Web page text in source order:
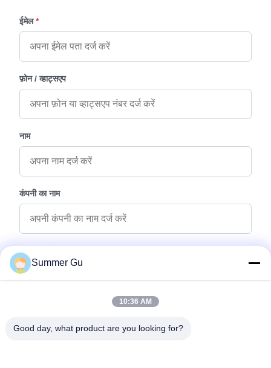
ईमेल *
फ़ोन / व्हाट्सएप
नाम
कंपनी का नाम
पूछताछ संदेश
Summer Gu
10:36 AM
Good day, what product are you looking for?